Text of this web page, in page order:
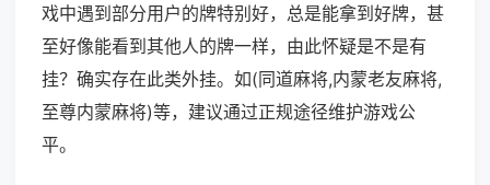
戏中遇到部分用户的牌特别好，总是能拿到好牌，甚
至好像能看到其他人的牌一样，由此怀疑是不是有
挂？确实存在此类外挂。如(同道麻将,内蒙老友麻将,
至尊内蒙麻将)等，建议通过正规途径维护游戏公
平。